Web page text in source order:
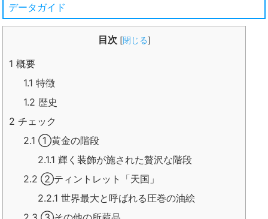
データガイド
目次 [閉じる]
1 概要
1.1 特徴
1.2 歴史
2 チェック
2.1 ①黄金の階段
2.1.1 輝く装飾が施された贅沢な階段
2.2 ②ティントレット「天国」
2.2.1 世界最大と呼ばれる圧巻の油絵